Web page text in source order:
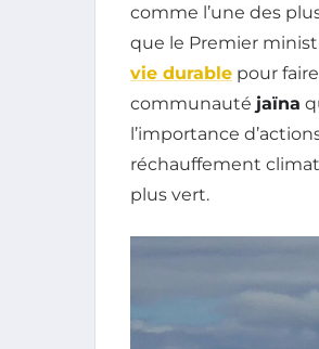
comme l’une des
que le Premier
vie durable pour
communauté jaïna
l’importance
réchauffement
plus vert.